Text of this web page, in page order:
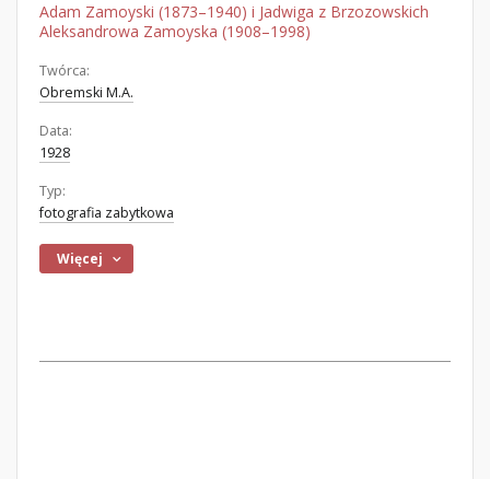
Adam Zamoyski (1873–1940) i Jadwiga z Brzozowskich
Aleksandrowa Zamoyska (1908–1998)
Twórca:
Obremski M.A.
Data:
1928
Typ:
fotografia zabytkowa
Więcej